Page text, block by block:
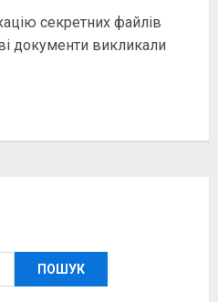
секретних файлів
документи викликали
ПОШУК